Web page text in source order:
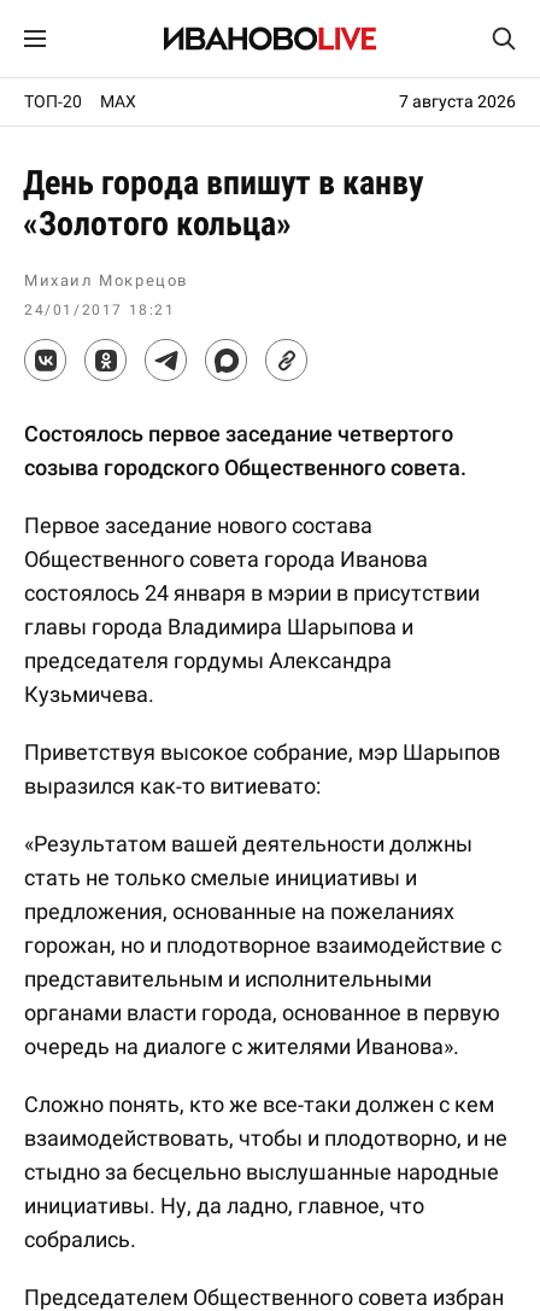
ТОП-20 MAX 7 августа 2026
День города впишут в канву
«Золотого кольца»
Михаил Мокрецов
24/01/2017 18:21
Состоялось первое заседание четвертого
созыва городского Общественного совета.
Первое заседание нового состава
Общественного совета города Иванова
состоялось 24 января в мэрии в присутствии
главы города Владимира Шарыпова и
председателя гордумы Александра
Кузьмичева.
Приветствуя высокое собрание, мэр Шарыпов
выразился как-то витиевато:
«Результатом вашей деятельности должны
стать не только смелые инициативы и
предложения, основанные на пожеланиях
горожан, но и плодотворное взаимодействие с
представительным и исполнительными
органами власти города, основанное в первую
очередь на диалоге с жителями Иванова».
Сложно понять, кто же все-таки должен с кем
взаимодействовать, чтобы и плодотворно, и не
стыдно за бесцельно выслушанные народные
инициативы. Ну, да ладно, главное, что
собрались.
Председателем Общественного совета избран